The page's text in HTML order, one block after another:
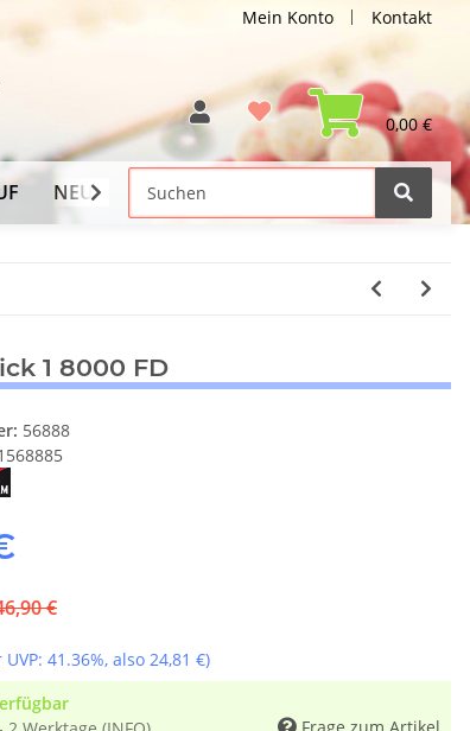
Mein Konto Kontakt
0,00 €
NEU Versand-Info
1 8000 FD
56888
€
41.36%, also 24,81 €)
Frage zum Artikel